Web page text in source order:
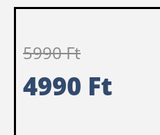
5990Ft
4990 Ft